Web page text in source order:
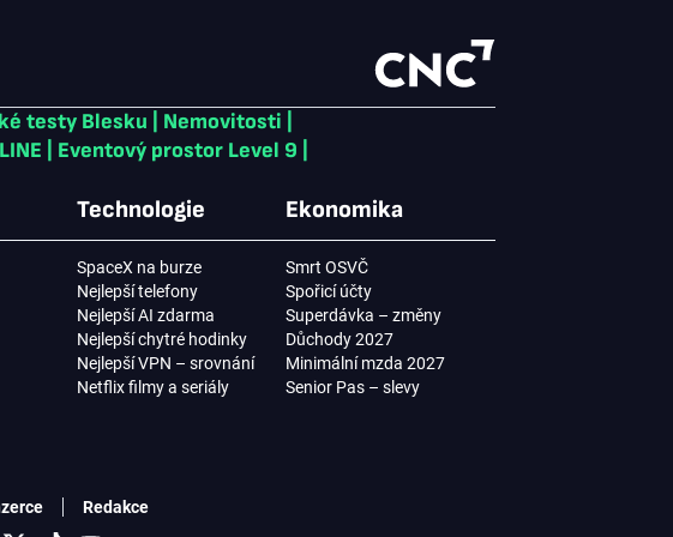
testy Blesku Nemovitosti
Eventový prostor Level 9
Technologie
SpaceX na burze
Nejlepší telefony
Nejlepší AI zdarma
Nejlepší chytré hodinky
Nejlepší VPN – srovnání
Netflix filmy a seriály
Ekonomika
Smrt OSVČ
Spořicí účty
Superdávka – změny
Důchody 2027
Minimální mzda 2027
Senior Pas – slevy
Redakce